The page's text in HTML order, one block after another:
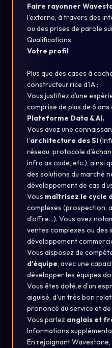
Faire rayonner
l’externe, à travers des
ou des prises de parole
Qualifications
Votre profil
Plus que des cases à
constructeur.rice d’IA :
Vous justifiez d’une
comprise de plus de 6 ans
Plateforme Data & AI.
Vous avez une
l’architecture des SI
réseau, protocole
infra as code, etc.), ainsi
des solutions du marché
développement de cas
Vous maîtrisez le cycle
complexes (prospection,
d'offre...). Vous avez
ventes complexes ou des
développement
Vous disposez de
d’équipe, avec une
développer les équipes
Vous êtes doté.e d'un
aiguisé, d'un très bon
prononcé du service et de
Vous parlez anglais et
Informations
En rejoignant